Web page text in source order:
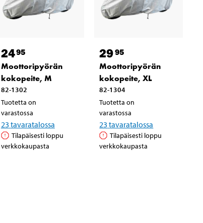
2495
Moottoripyörän
kokopeite, M
82-1302
Tuotetta on
varastossa
23 tavaratalossa
Tilapäisesti loppu
verkkokaupasta
2995
Moottoripyörän
kokopeite, XL
82-1304
Tuotetta on
varastossa
23 tavaratalossa
Tilapäisesti loppu
verkkokaupasta